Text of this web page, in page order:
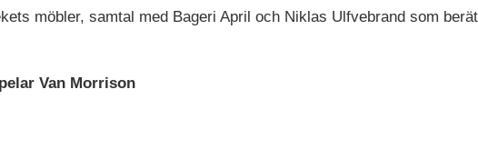
möbler, samtal med Bageri April och Niklas Ulfvebrand som
Van Morrison